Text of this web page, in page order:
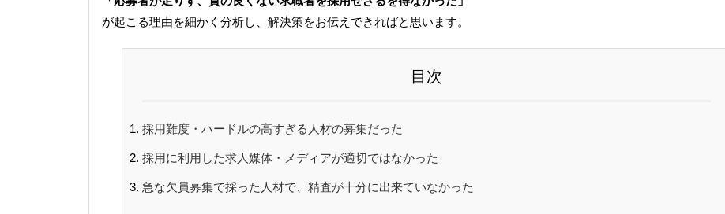
が起こる理由を細かく分析し、解決策をお伝えできればと思います。
目次
採用難度・ハードルの高すぎる人材の募集だった
採用に利用した求人媒体・メディアが適切ではなかった
急な欠員募集で採った人材で、精査が十分に出来ていなかった